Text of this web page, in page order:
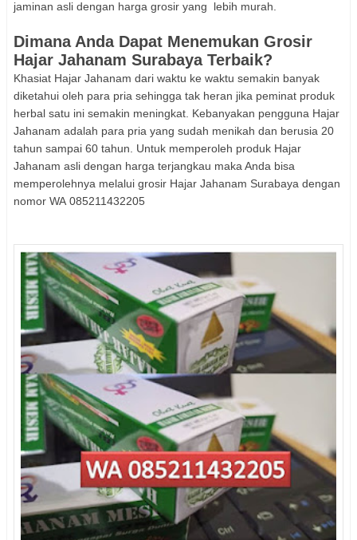
jaminan asli dengan harga grosir yang lebih murah.
Dimana Anda Dapat Menemukan Grosir
Hajar Jahanam Surabaya Terbaik?
Khasiat Hajar Jahanam dari waktu ke waktu semakin banyak
diketahui oleh para pria sehingga tak heran jika peminat produk
herbal satu ini semakin meningkat. Kebanyakan pengguna Hajar
Jahanam adalah para pria yang sudah menikah dan berusia 20
tahun sampai 60 tahun. Untuk memperoleh produk Hajar
Jahanam asli dengan harga terjangkau maka Anda bisa
memperolehnya melalui grosir Hajar Jahanam Surabaya dengan
nomor WA 085211432205